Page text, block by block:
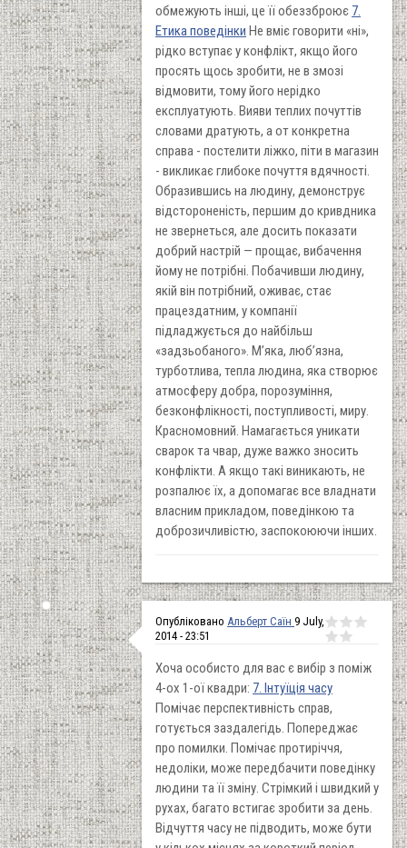
обмежують інші, це її обеззброює 7.
Етика поведінки Не вміє говорити «ні»,
рідко вступає у конфлікт, якщо його
просять щось зробити, не в змозі
відмовити, тому його нерідко
експлуатують. Вияви теплих почуттів
словами дратують, а от конкретна
справа - постелити ліжко, піти в магазин
- викликає глибоке почуття вдячності.
Образившись на людину, демонструє
відстороненість, першим до кривдника
не звернеться, але досить показати
добрий настрій — прощає, вибачення
йому не потрібні. Побачивши людину,
якій він потрібний, оживає, стає
працездатним, у компанії
підладжується до найбільш
«задзьобаного». М’яка, люб’язна,
турботлива, тепла людина, яка створює
атмосферу добра, порозуміння,
безконфлікності, поступливості, миру.
Красномовний. Намагається уникати
сварок та чвар, дуже важко зносить
конфлікти. А якщо такі виникають, не
розпалює їх, а допомагає все владнати
власним прикладом, поведінкою та
доброзичливістю, заспокоюючи інших.
Опубліковано Альберт Саїн 9 July,
2014 - 23:51
Хоча особисто для вас є вибір з поміж
4-ох 1-ої квадри: 7. Інтуїція часу
Помічає перспективність справ,
готується заздалегідь. Попереджає
про помилки. Помічає протиріччя,
недоліки, може передбачити поведінку
людини та її зміну. Стрімкий і швидкий у
рухах, багато встигає зробити за день.
Відчуття часу не підводить, може бути